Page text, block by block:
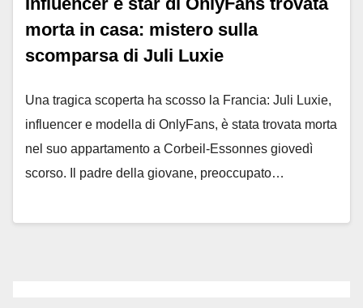
morta in casa: mistero sulla
scomparsa di Juli Luxie
Una tragica scoperta ha scosso la Francia: Juli Luxie,
influencer e modella di OnlyFans, è stata trovata morta
nel suo appartamento a Corbeil-Essonnes giovedì
scorso. Il padre della giovane, preoccupato…